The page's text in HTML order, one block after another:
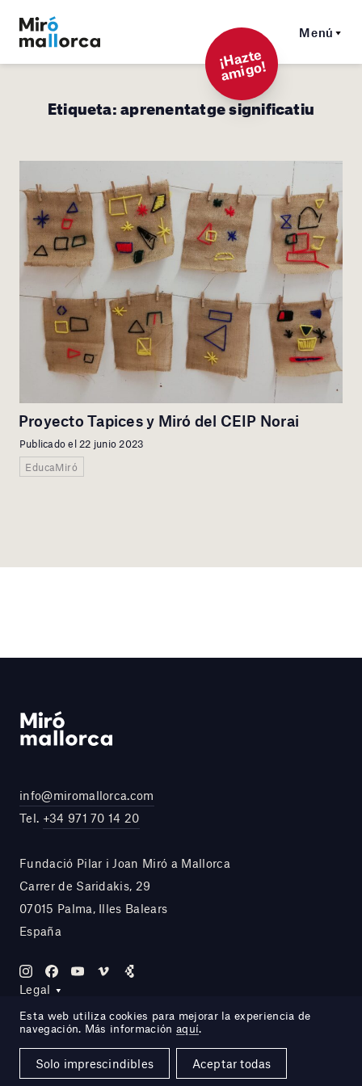
Menú
¡
Hazt
e
a
mi
g
o!
Etiqueta:aprenentatge significatiu
Proyecto Tapices y Miró del CEIP Norai
Publicado el 22 junio 2023
EducaMiró
info@miromallorca.com
Tel. +34 971 70 14 20
Fundació Pilar i Joan Miró a Mallorca
Carrer de Saridakis, 29
07015 Palma, Illes Balears
España
Legal
Site by DOMO—A
Esta web utiliza cookies para mejorar la experiencia de
navegación. Más información aquí.
Solo imprescindibles Aceptar todas